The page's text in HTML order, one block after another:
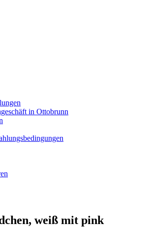
in Ottobrunn
weiß mit pink